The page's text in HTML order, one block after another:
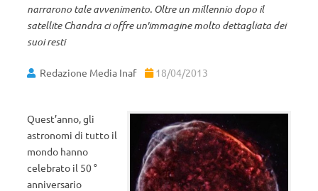
narrarono tale avvenimento. Oltre un millennio dopo il
satellite Chandra ci offre un'immagine molto dettagliata dei
suoi resti
Redazione Media Inaf 18/04/2013
Quest’anno, gli
astronomi di tutto il
mondo hanno
celebrato il 50 °
anniversario